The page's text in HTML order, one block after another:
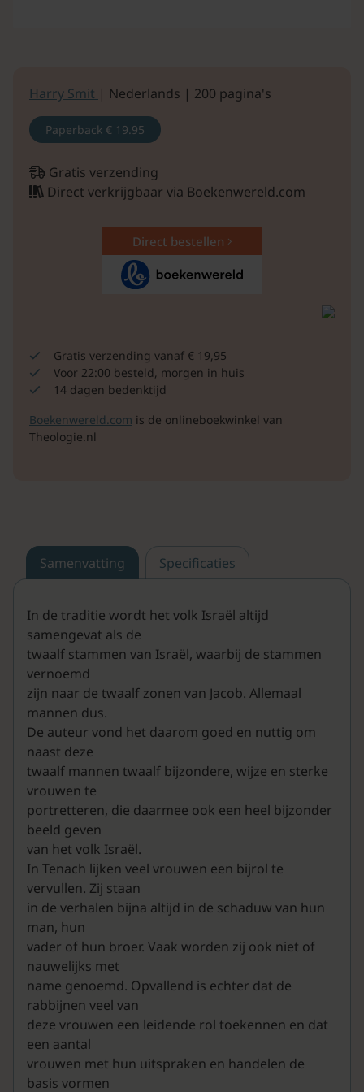
Harry Smit | Nederlands | 200 pagina's
Paperback € 19.95
Gratis verzending
Direct verkrijgbaar via Boekenwereld.com
Direct bestellen
Gratis verzending vanaf € 19,95
Voor 22:00 besteld, morgen in huis
14 dagen bedenktijd
Boekenwereld.com is de onlineboekwinkel van
Theologie.nl
Samenvatting Specificaties
In de traditie wordt het volk Israël altijd
samengevat als de
twaalf stammen van Israël, waarbij de stammen
vernoemd
zijn naar de twaalf zonen van Jacob. Allemaal
mannen dus.
De auteur vond het daarom goed en nuttig om
naast deze
twaalf mannen twaalf bijzondere, wijze en sterke
vrouwen te
portretteren, die daarmee ook een heel bijzonder
beeld geven
van het volk Israël.
In Tenach lijken veel vrouwen een bijrol te
vervullen. Zij staan
in de verhalen bijna altijd in de schaduw van hun
man, hun
vader of hun broer. Vaak worden zij ook niet of
nauwelijks met
name genoemd. Opvallend is echter dat de
rabbijnen veel van
deze vrouwen een leidende rol toekennen en dat
een aantal
vrouwen met hun uitspraken en handelen de
basis vormen